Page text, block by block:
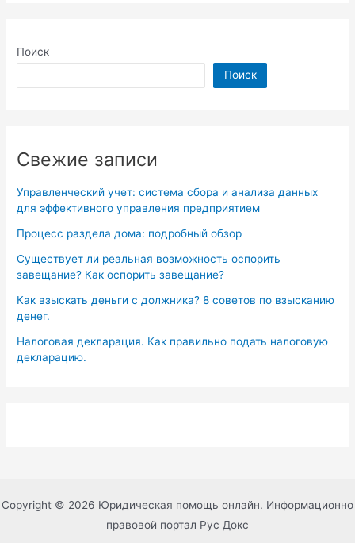
Поиск
Поиск
Свежие записи
Управленческий учет: система сбора и анализа данных
для эффективного управления предприятием
Процесс раздела дома: подробный обзор
Существует ли реальная возможность оспорить
завещание? Как оспорить завещание?
Как взыскать деньги с должника? 8 советов по взысканию
денег.
Налоговая декларация. Как правильно подать налоговую
декларацию.
Copyright © 2026 Юридическая помощь онлайн. Информационно
правовой портал Рус Докс